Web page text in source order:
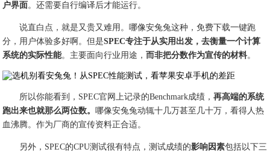
户界面。还需要自行编译后才能运行。
说直白点，就是又贵又难用。哪像安兔兔这种，免费下载一键跑
分，用户体验多好啊。但是SPEC专注于从实用出发，去衡量一个计算
系统的实际性能。主要面向行业用途， 而非把分数作为宣传的材料。
所以你能看到，SPEC官网上记录的Benchmark成绩，再高端的系统
跑出来也就那么两位数。哪像安兔兔动辄十几万甚至几十万，看得人热
血沸腾。作为厂商的宣传资料正合适。
另外，SPEC的CPU测试很有特点，测试成绩的影响因素包括以下三